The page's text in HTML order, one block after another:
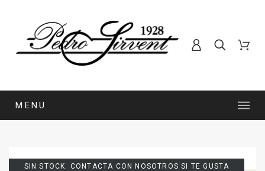
MENU
SIN STOCK. CONTACTA CON NOSOTROS SI TE GUSTA